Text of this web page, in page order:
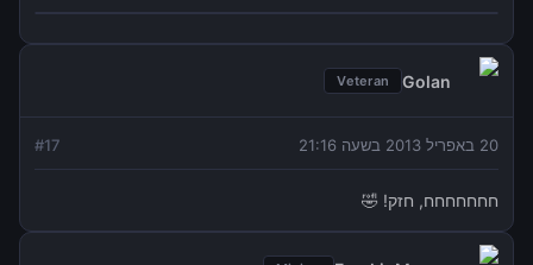
Golan
Veteran
20 באפריל 2013 בשעה 21:16 #17
חחחחחחח, חזק! 🤣